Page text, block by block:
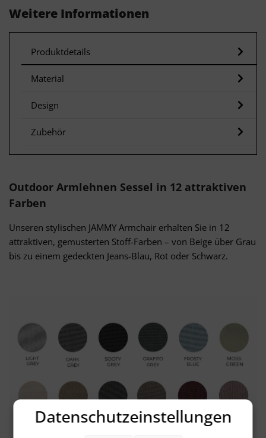
Weitere Informationen
Produktdetails
Material
Design
Zubehör
Outdoor Armlehnen Sessel in 12 attraktiven
Farben
Unseren stylischen JAMMY Armchair erhalten Sie in 12
attraktiven, gemusterten Stoff-Farben – von Beige über Grau
bis zu einem gedeckten Jeans-Blau, Rot oder Schwarz.
Datenschutzeinstellungen